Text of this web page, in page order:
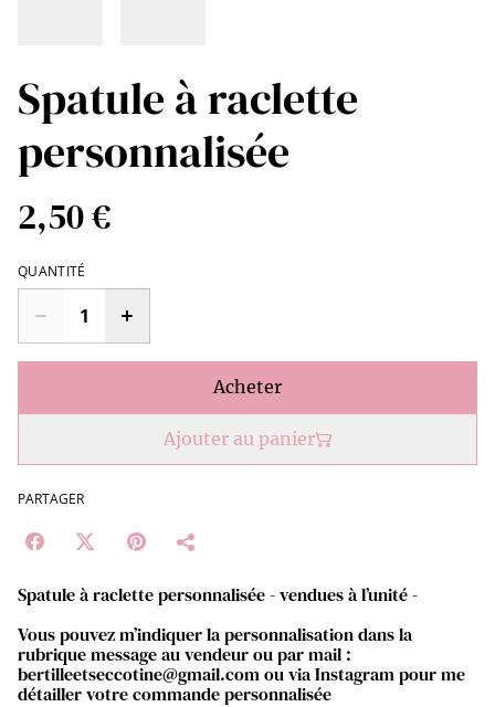
Spatule à raclette
personnalisée
2,50 €
QUANTITÉ
Acheter
Ajouter au panier
PARTAGER
Spatule à raclette personnalisée - vendues à l’unité -
Vous pouvez m’indiquer la personnalisation dans la
rubrique message au vendeur ou par mail :
bertilleetseccotine@gmail.com ou via Instagram pour me
détailler votre commande personnalisée